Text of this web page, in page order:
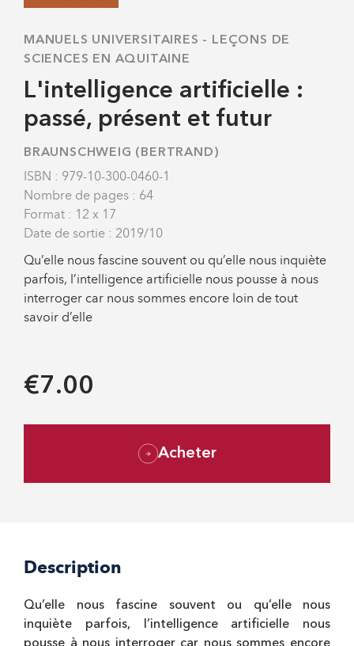
MANUELS UNIVERSITAIRES -
LEÇONS DE
SCIENCES EN AQUITAINE
L'intelligence artificielle :
passé, présent et futur
BRAUNSCHWEIG (BERTRAND)
ISBN : 979-10-300-0460-1
Nombre de pages : 64
Format : 12 x 17
Date de sortie : 2019/10
Qu’elle nous fascine souvent ou qu’elle nous inquiète
parfois, l’intelligence artificielle nous pousse à nous
interroger car nous sommes encore loin de tout
savoir d’elle
€7.00
Acheter
Description
Qu’elle nous fascine souvent ou qu’elle nous
inquiète parfois, l’intelligence artificielle nous
pousse à nous interroger car nous sommes encore